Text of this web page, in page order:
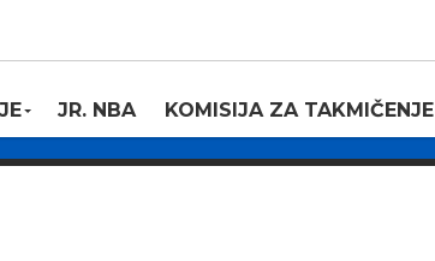
JR. NBA KOMISIJA ZA TAKMIČENJE
2018/19